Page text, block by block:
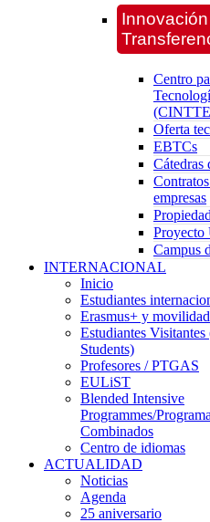
Centro
Oferta
EBTCs
Cátedras
empresas
Proyecto
Campus
INTERNACIONAL
Inicio
Estudiantes
Erasmus+ y movilidad
Estudiantes
Students)
Profesores / PTGAS
EULiST
Blended Intensive
Programmes/
Combinados
Centro de idiomas
ACTUALIDAD
Noticias
Agenda
25 aniversario